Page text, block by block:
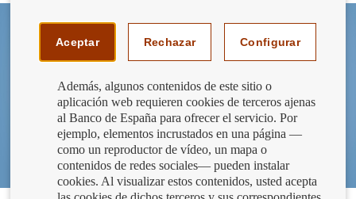
Aceptar Rechazar Configurar
Además, algunos contenidos de este sitio o
aplicación web requieren cookies de terceros ajenas
al Banco de España para ofrecer el servicio. Por
ejemplo, elementos incrustados en una página —
como un reproductor de vídeo, un mapa o
contenidos de redes sociales— pueden instalar
cookies. Al visualizar estos contenidos, usted acepta